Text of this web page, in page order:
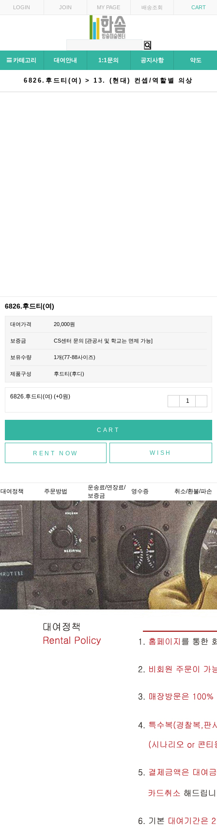
LOGIN JOIN MY PAGE 배송조회 CART
카테고리 대여안내 1:1문의 공지사항 약도
6826.후드티(여) > 13. (현대) 컨셉/역할별 의상
6826.후드티(여)
대여가격 20,000원
보증금 CS센터 문의 [관공서 및 학교는 면제 가능]
보유수량 1개(77-88사이즈)
제품구성 후드티(후디)
6826.후드티(여) (+0원)
WISH
대여정책 주문방법
운송료/연장료/
보증금
영수증 취소/환불/파손